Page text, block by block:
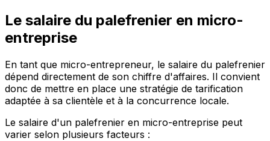
Le salaire du palefrenier en micro-
entreprise
En tant que micro-entrepreneur, le salaire du palefrenier
dépend directement de son chiffre d'affaires. Il convient
donc de mettre en place une stratégie de tarification
adaptée à sa clientèle et à la concurrence locale.
Le salaire d'un palefrenier en micro-entreprise peut
varier selon plusieurs facteurs :